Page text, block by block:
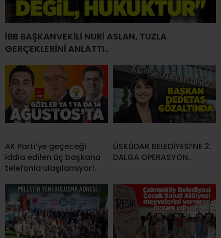
İBB BAŞKANVEKİLİ NURİ ASLAN, TUZLA
GERÇEKLERİNİ ANLATTI..
AK Parti’ye geçeceği
iddia edilen üç başkana
telefonla ulaşılamıyor!..
ÜSKÜDAR BELEDİYESİ’NE 2.
DALGA OPERASYON..